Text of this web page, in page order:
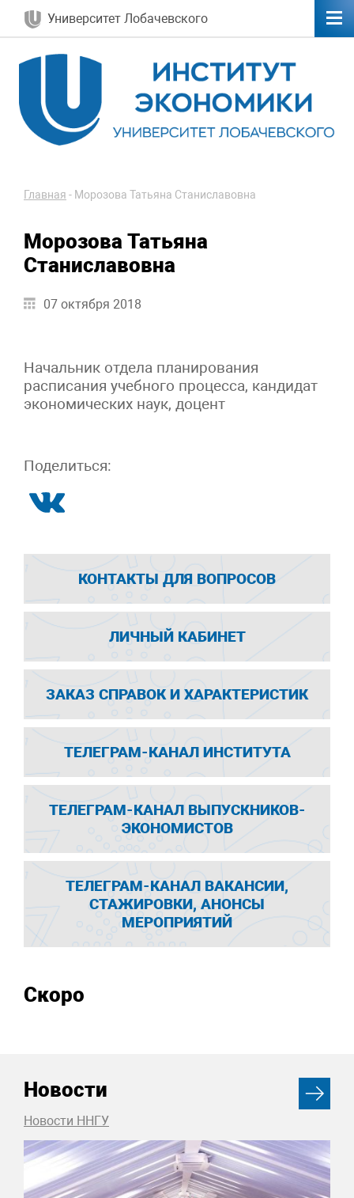
Университет Лобачевского
Главная - Морозова Татьяна Станиславовна
Морозова Татьяна
Станиславовна
07 октября 2018
Начальник отдела планирования
расписания учебного процесса, кандидат
экономических наук, доцент
Поделиться:
КОНТАКТЫ ДЛЯ ВОПРОСОВ
ЛИЧНЫЙ КАБИНЕТ
ЗАКАЗ СПРАВОК И ХАРАКТЕРИСТИК
ТЕЛЕГРАМ-КАНАЛ ИНСТИТУТА
ТЕЛЕГРАМ-КАНАЛ ВЫПУСКНИКОВ-
ЭКОНОМИСТОВ
ТЕЛЕГРАМ-КАНАЛ ВАКАНСИИ,
СТАЖИРОВКИ, АНОНСЫ
МЕРОПРИЯТИЙ
Скоро
Новости
Новости ННГУ